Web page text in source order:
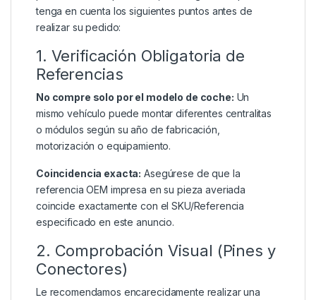
tenga en cuenta los siguientes puntos antes de
realizar su pedido:
1. Verificación Obligatoria de
Referencias
No compre solo por el modelo de coche: Un
mismo vehículo puede montar diferentes centralitas
o módulos según su año de fabricación,
motorización o equipamiento.
Coincidencia exacta: Asegúrese de que la
referencia OEM impresa en su pieza averiada
coincide exactamente con el SKU/Referencia
especificado en este anuncio.
2. Comprobación Visual (Pines y
Conectores)
Le recomendamos encarecidamente realizar una